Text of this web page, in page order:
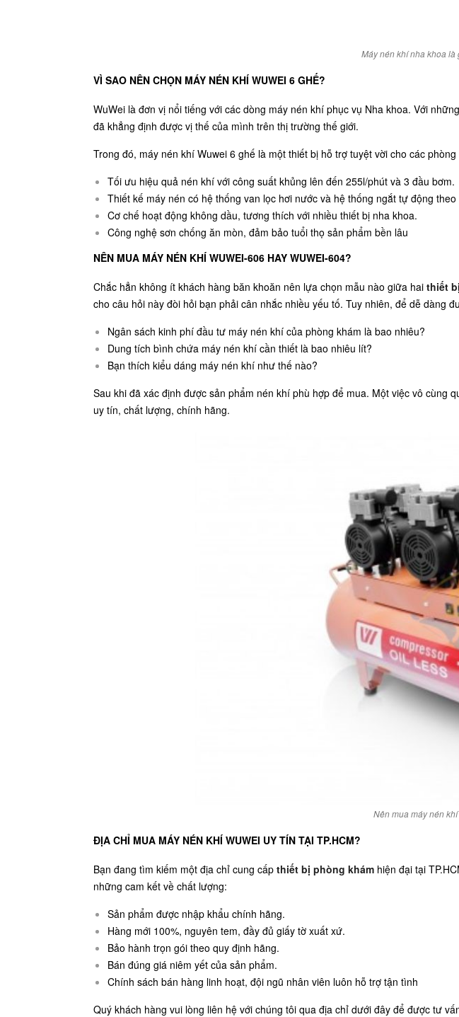
Máy nén khí nha khoa
VÌ SAO NÊN CHỌN MÁY NÉN KHÍ WUWEI 6 GHẾ?
WuWei là đơn vị nổi tiếng với các dòng máy nén khí phục vụ Nha khoa. Với
đã khẳng định được vị thế của mình trên thị trường thế giới.
Trong đó, máy nén khí Wuwei 6 ghế là một thiết bị hỗ trợ tuyệt vời cho các
Tối ưu hiệu quả nén khí với công suất khủng lên đến 255l/phút và 3 đầu bơm.
Thiết kế máy nén có hệ thống van lọc hơi nước và hệ thống ngắt tự động theo
Cơ chế hoạt động không dầu, tương thích với nhiều thiết bị nha khoa.
Công nghệ sơn chống ăn mòn, đảm bảo tuổi thọ sản phẩm bền lâu
NÊN MUA MÁY NÉN KHÍ WUWEI-606 HAY WUWEI-604?
Chắc hẳn không ít khách hàng băn khoăn nên lựa chọn mẫu nào giữa hai thiết
cho câu hỏi này đòi hỏi bạn phải cân nhắc nhiều yếu tố. Tuy nhiên, để dễ
Ngân sách kinh phí đầu tư máy nén khí của phòng khám là bao nhiêu?
Dung tích bình chứa máy nén khí cần thiết là bao nhiêu lít?
Bạn thích kiểu dáng máy nén khí như thế nào?
Sau khi đã xác định được sản phẩm nén khí phù hợp để mua. Một việc vô cùng
uy tín, chất lượng, chính hãng.
Nên mua máy nén
ĐỊA CHỈ MUA MÁY NÉN KHÍ WUWEI UY TÍN TẠI TP.HCM?
Bạn đang tìm kiếm một địa chỉ cung cấp thiết bị phòng khám hiện đại tại
những cam kết về chất lượng:
Sản phẩm được nhập khẩu chính hãng.
Hàng mới 100%, nguyên tem, đầy đủ giấy tờ xuất xứ.
Bảo hành trọn gói theo quy định hãng.
Bán đúng giá niêm yết của sản phẩm.
Chính sách bán hàng linh hoạt, đội ngũ nhân viên luôn hỗ trợ tận tình
Quý khách hàng vui lòng liên hệ với chúng tôi qua địa chỉ dưới đây để được tư